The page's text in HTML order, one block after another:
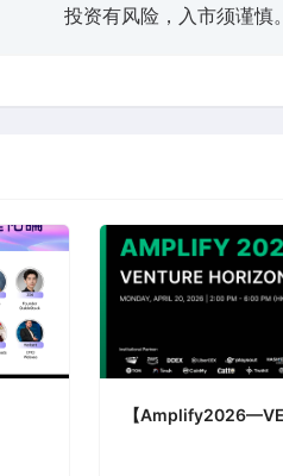
投资有风险，入市须谨慎
【